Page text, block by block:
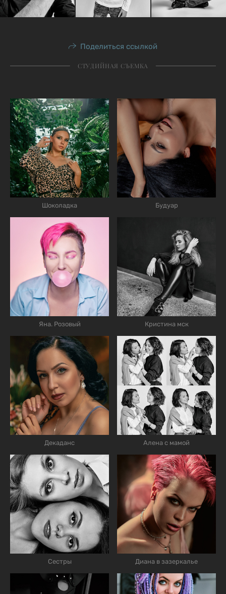
Поделиться ссылкой
СТУДИЙНАЯ СЪЕМКА
Шоколадка Будуар
Яна. Розовый Кристина мск
Декаданс Алена с мамой
Сестры Диана в зазеркалье